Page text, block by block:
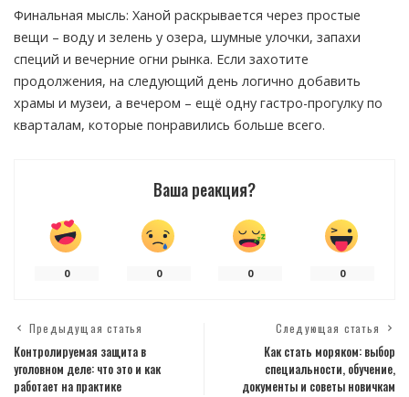
Финальная мысль: Ханой раскрывается через простые
вещи – воду и зелень у озера, шумные улочки, запахи
специй и вечерние огни рынка. Если захотите
продолжения, на следующий день логично добавить
храмы и музеи, а вечером – ещё одну гастро-прогулку по
кварталам, которые понравились больше всего.
Ваша реакция?
0 0 0 0
Предыдущая статья
Контролируемая защита в
уголовном деле: что это и как
работает на практике
Следующая статья
Как стать моряком: выбор
специальности, обучение,
документы и советы новичкам